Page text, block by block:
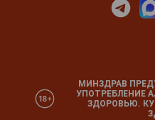
МИНЗДРАВ
УПОТРЕБЛЕНИЕ
ЗДОРОВЬЮ.